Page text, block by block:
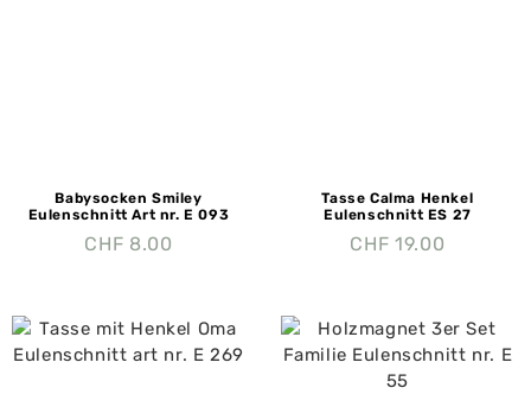
Babysocken Smiley
Eulenschnitt Art nr. E 093
CHF 8.00
Tasse Calma Henkel
Eulenschnitt ES 27
CHF 19.00